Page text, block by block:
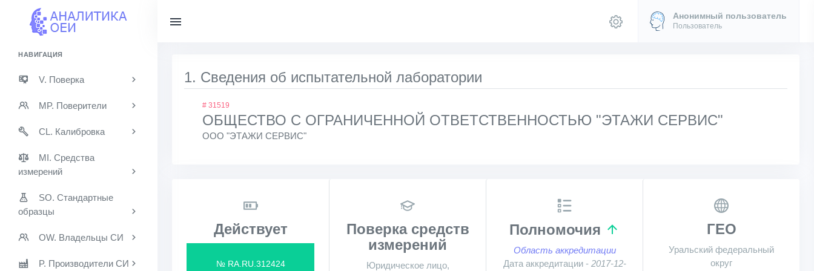
НАВИГАЦИЯ
V. Поверка
MP. Поверители
CL. Калибровка
MI. Средства
измерений
SO. Стандартные
образцы
OW. Владельцы СИ
P. Производители СИ
Анонимный пользователь
Пользователь
1. Сведения об испытательной лаборатории
# 31519
ОБЩЕСТВО С ОГРАНИЧЕННОЙ ОТВЕТСТВЕННОСТЬЮ "ЭТАЖИ СЕРВИС"
ООО "ЭТАЖИ СЕРВИС"
Действует
№ RA.RU.312424
Поверка средств
измерений
Юридическое лицо,
Полномочия
Область аккредитации
Дата аккредитации - 2017-12-
ГЕО
Уральский федеральный
округ